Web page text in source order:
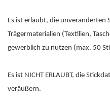
Es ist erlaubt, die unveränderten
Trägermaterialien (Textilien,
gewerblich zu nutzen (max. 50
Es ist NICHT ERLAUBT, die
veräußern.